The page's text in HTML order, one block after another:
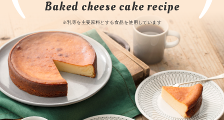
Baked cheese cake recipe
※乳等を主要原料とする食品を使用しています